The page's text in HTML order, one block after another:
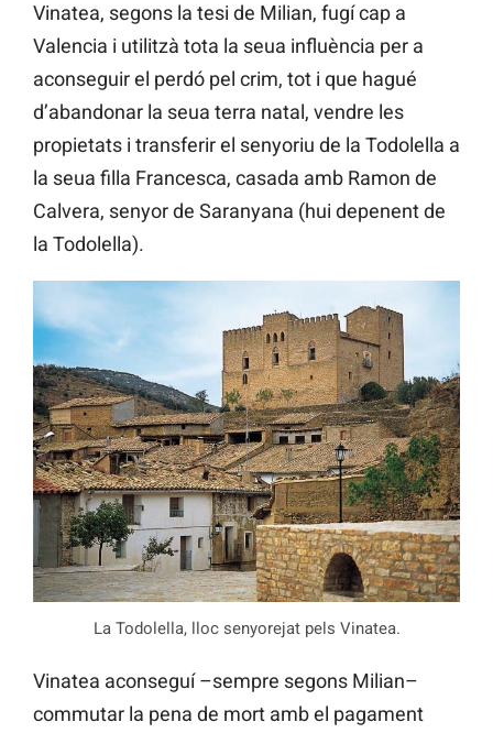
Vinatea, segons la tesi de Milian, fugí cap a
Valencia i utilitzà tota la seua influència per a
aconseguir el perdó pel crim, tot i que hagué
d’abandonar la seua terra natal, vendre les
propietats i transferir el senyoriu de la Todolella a
la seua filla Francesca, casada amb Ramon de
Calvera, senyor de Saranyana (hui depenent de
la Todolella).
La Todolella, lloc senyorejat pels Vinatea.
Vinatea aconseguí –sempre segons Milian–
commutar la pena de mort amb el pagament